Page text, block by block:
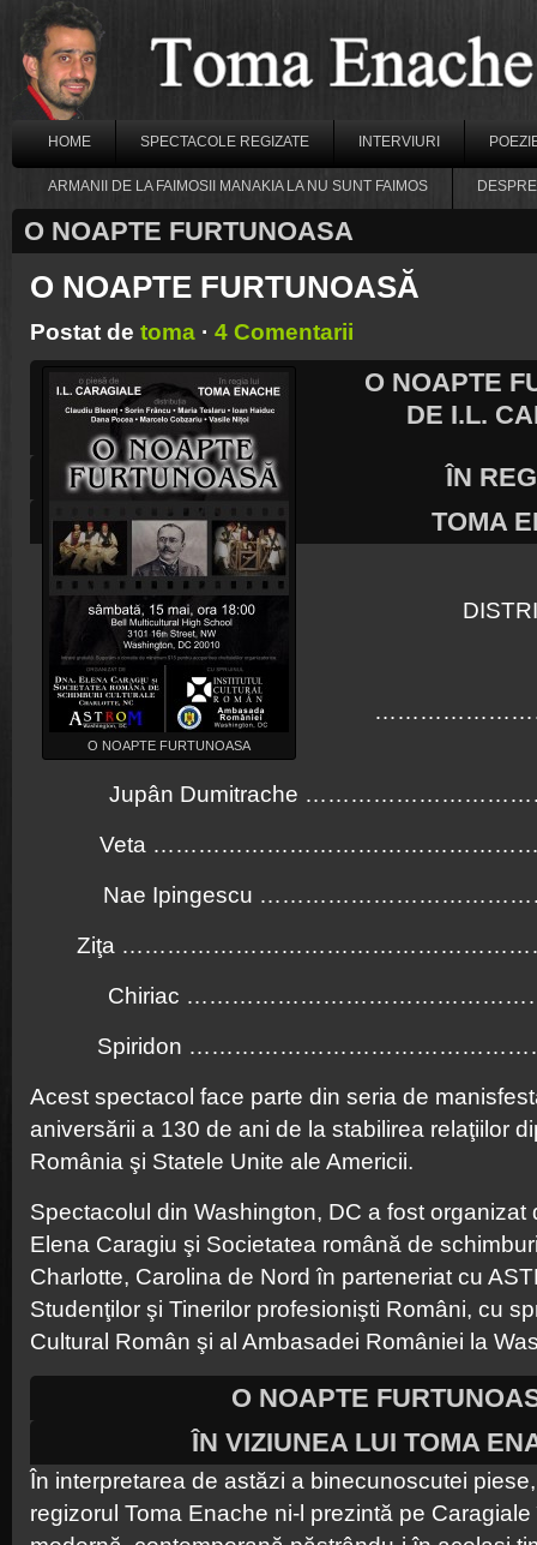
HOME SPECTACOLE REGIZATE INTERVIURI
ARMANII DE LA FAIMOSII MANAKIA LA NU SUNT FAIMOS
O NOAPTE FURTUNOASA
O NOAPTE FURTUNOASĂ
Postat de toma · 4 Comentarii
O NOAPTE FURTUNOASA
O NOAPTE
DE I.L.
ÎN
TOMA
Jupân Dumitrache
Veta
Nae Ipingescu
Ziţa
Chiriac
Spiridon
Acest spectacol face parte din seria de
aniversării a 130 de ani de la stabilirea relaţiilor
România şi Statele Unite ale Americii.
Spectacolul din Washington, DC a fost organizat
Elena Caragiu şi Societatea română de
Charlotte, Carolina de Nord în parteneriat cu
Studenţilor şi Tinerilor profesionişti Români, cu
Cultural Român şi al Ambasadei României la
O NOAPTE
ÎN VIZIUNEA LUI TOMA
În interpretarea de astăzi a binecunoscutei
regizorul Toma Enache ni-l prezintă pe